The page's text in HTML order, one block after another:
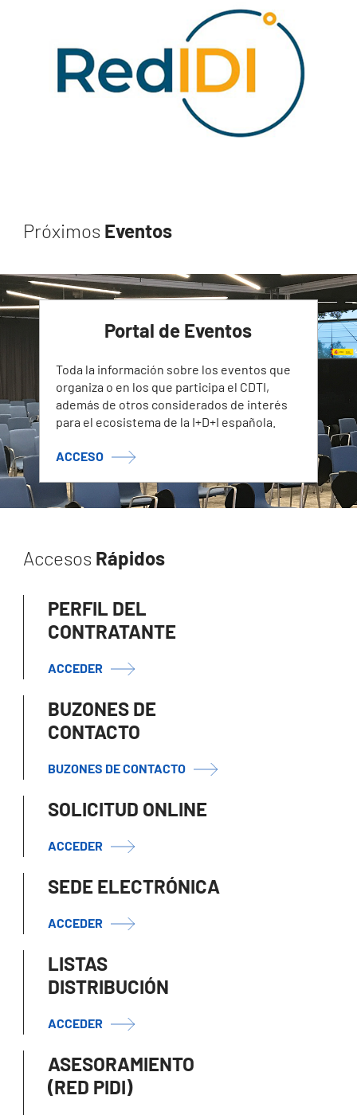
Próximos Eventos
Portal de Eventos
Toda la información sobre los eventos que
organiza o en los que participa el CDTI,
además de otros considerados de interés
para el ecosistema de la I+D+I española.
ACCESO
Accesos Rápidos
PERFIL DEL
CONTRATANTE
ACCEDER
BUZONES DE
CONTACTO
BUZONES DE CONTACTO
SOLICITUD ONLINE
ACCEDER
SEDE ELECTRÓNICA
ACCEDER
LISTAS
DISTRIBUCIÓN
ACCEDER
ASESORAMIENTO
(RED PIDI)